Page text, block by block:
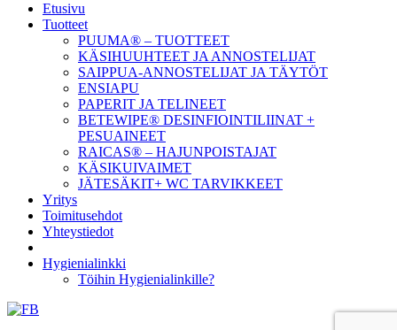
Etusivu
Tuotteet
PUUMA® – TUOTTEET
KÄSIHUUHTEET JA ANNOSTELIJAT
SAIPPUA-ANNOSTELIJAT JA TÄYTÖT
ENSIAPU
PAPERIT JA TELINEET
BETEWIPE® DESINFIOINTILIINAT +
PESUAINEET
RAICAS® – HAJUNPOISTAJAT
KÄSIKUIVAIMET
JÄTESÄKIT+ WC TARVIKKEET
Yritys
Toimitusehdot
Yhteystiedot
Hygienialinkki
Töihin Hygienialinkille?